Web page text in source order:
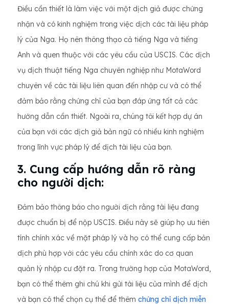
Điều cần thiết là làm việc với một dịch giả được chứng
nhận và có kinh nghiệm trong việc dịch các tài liệu pháp
lý của Nga. Họ nên thông thạo cả tiếng Nga và tiếng
Anh và quen thuộc với các yêu cầu của USCIS. Các dịch
vụ dịch thuật tiếng Nga chuyên nghiệp như MotaWord
chuyên về các tài liệu liên quan đến nhập cư và có thể
đảm bảo rằng chứng chỉ của bạn đáp ứng tất cả các
hướng dẫn cần thiết. Ngoài ra, chúng tôi kết hợp dự án
của bạn với các dịch giả bản ngữ có nhiều kinh nghiệm
trong lĩnh vực pháp lý để dịch tài liệu của bạn.
3. Cung cấp hướng dẫn rõ ràng
cho người dịch:
Đảm bảo thông báo cho người dịch rằng tài liệu đang
được chuẩn bị để nộp USCIS. Điều này sẽ giúp họ ưu tiên
tính chính xác về mặt pháp lý và họ có thể cung cấp bản
dịch phù hợp với các yêu cầu chính xác do cơ quan
quản lý nhập cư đặt ra. Trong trường hợp của MotaWord,
bạn có thể thêm ghi chú khi gửi tài liệu của mình để dịch
và bạn có thể chọn cụ thể để thêm chứng chỉ dịch miễn